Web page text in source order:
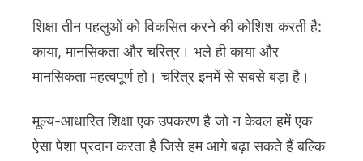
शिक्षा तीन पहलुओं को विकसित करने की कोशिश करती है:
काया, मानसिकता और चरित्र। भले ही काया और
मानसिकता महत्वपूर्ण हो। चरित्र इनमें से सबसे बड़ा है।
मूल्य-आधारित शिक्षा एक उपकरण है जो न केवल हमें एक
ऐसा पेशा प्रदान करता है जिसे हम आगे बढ़ा सकते हैं बल्कि